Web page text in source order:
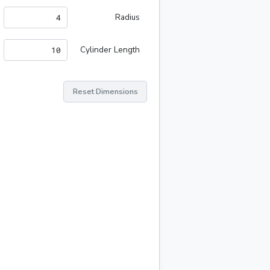
Radius
Cylinder Length
Reset Dimensions